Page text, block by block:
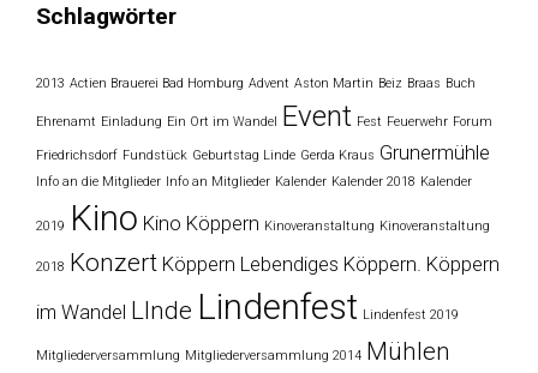
Schlagwörter
2013 Actien Brauerei Bad Homburg Advent Aston Martin Beiz Braas Buch
Ehrenamt Einladung Ein Ort im Wandel Event Fest Feuerwehr Forum
Friedrichsdorf Fundstück Geburtstag Linde Gerda Kraus Grunermühle
Info an die Mitglieder Info an Mitglieder Kalender Kalender 2018 Kalender
2019 Kino Kino Köppern Kinoveranstaltung Kinoveranstaltung
2018 Konzert Köppern Lebendiges Köppern. Köppern
im Wandel LInde Lindenfest Lindenfest 2019
Mitgliederversammlung Mitgliederversammlung 2014 Mühlen